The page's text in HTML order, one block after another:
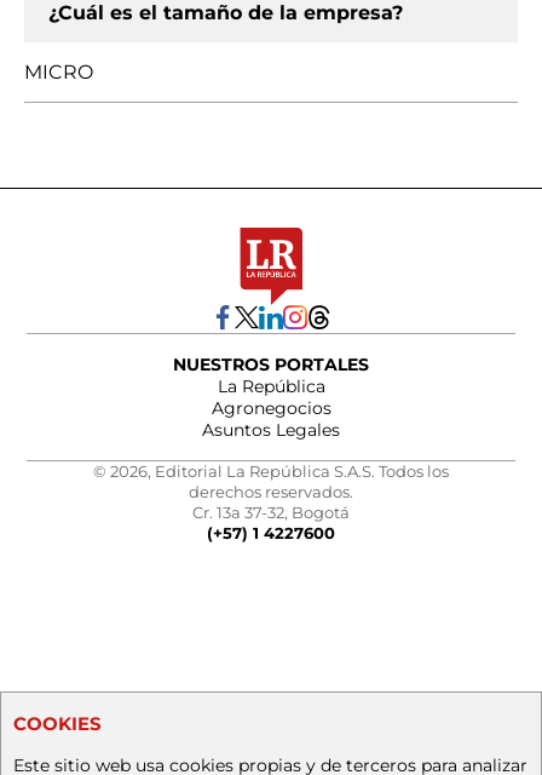
¿Cuál es el tamaño de la empresa?
MICRO
NUESTROS PORTALES
La República
Agronegocios
Asuntos Legales
© 2026, Editorial La República S.A.S. Todos los
derechos reservados.
Cr. 13a 37-32, Bogotá
(+57) 1 4227600
COOKIES
Este sitio web usa cookies propias y de terceros para analizar